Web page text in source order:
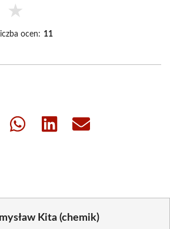
★
ocen: 11
Share
Share
Share
Kita (chemik)